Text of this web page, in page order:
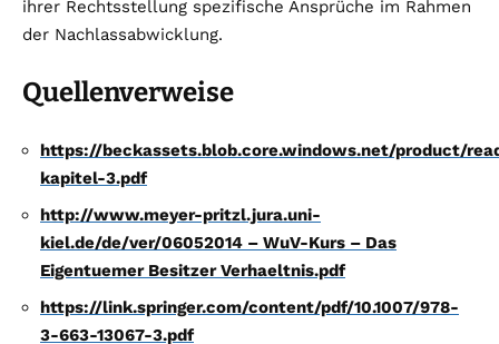
ihrer Rechtsstellung spezifische Ansprüche im Rahmen
der Nachlassabwicklung.
Quellenverweise
https://beckassets.blob.core.windows.net/product/
kapitel-3.pdf
http://www.meyer-pritzl.jura.uni-
kiel.de/de/ver/06052014 – WuV-Kurs – Das
Eigentuemer Besitzer Verhaeltnis.pdf
https://link.springer.com/content/pdf/10.1007/978-
3-663-13067-3.pdf